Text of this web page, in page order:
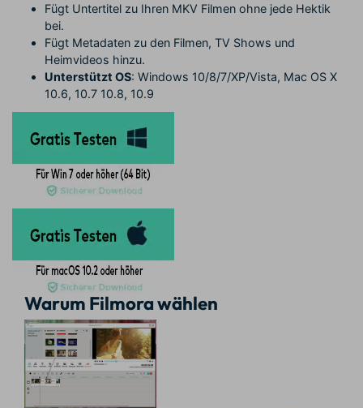
Fügt Untertitel zu Ihren MKV Filmen ohne jede Hektik
bei.
Fügt Metadaten zu den Filmen, TV Shows und
Heimvideos hinzu.
Unterstützt OS: Windows 10/8/7/XP/Vista, Mac OS X
10.6, 10.7 10.8, 10.9
Warum Filmora wählen